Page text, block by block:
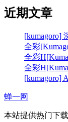
近期文章
[kumagoro]
全彩
全彩
全彩
[kumagoro]
蝉一网
本站提供热门下